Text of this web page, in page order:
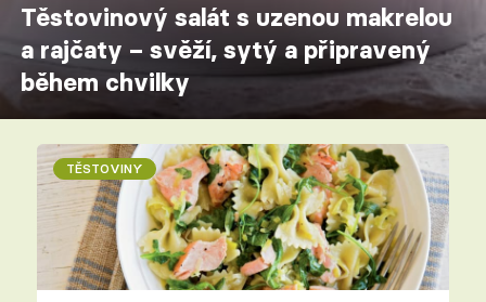
Těstovinový salát s uzenou makrelou
a rajčaty – svěží, sytý a připravený
během chvilky
TĚSTOVINY